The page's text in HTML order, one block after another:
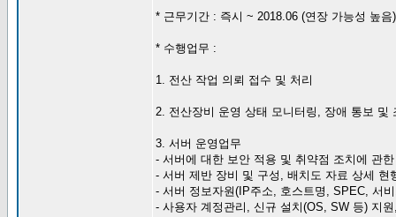
* 근무기간 : 즉시 ~ 2018.06 (연장 가능성 높음)
* 수행업무 :
1. 전산 작업 의뢰 접수 및 처리
2. 전산장비 운영 상태 모니터링, 장애 통보 및
3. 서버 운영업무
- 서버에 대한 보안 적용 및 취약점 조치에 관
- 서버 제반 장비 및 구성, 배치도 자료 상세 현
- 서버 정보자원(IP주소, 호스트명, SPEC, 서
- 사용자 계정관리, 신규 설치(OS, SW 등) 지